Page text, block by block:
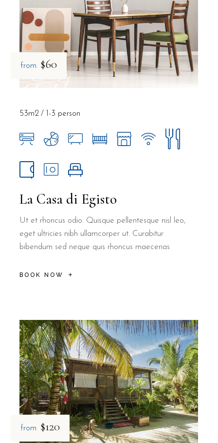
from $60
La Casa di Egisto
Ut et rhoncus odio. Quisque pellentesque nisl leo,
eget ultricies nibh ullamcorper ut. Curabitur
bibendum sed neque quis rhoncus maecenas
BOOK NOW
53m2 1-3 person
from $120